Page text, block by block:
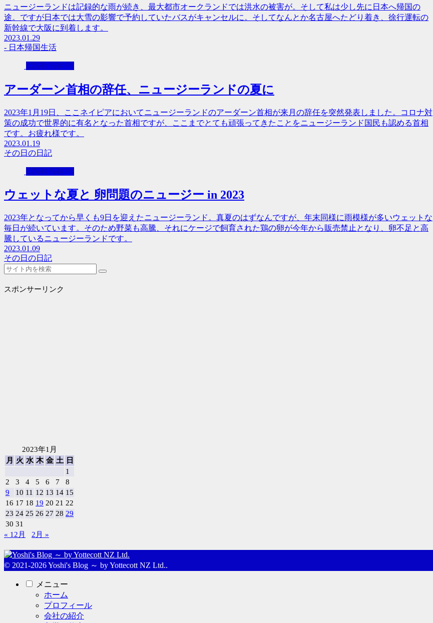
ニュージーランドは記録的な雨が続き、最大都市オークランドでは洪水の被害が。そして私は少し先に日本へ帰国の
途。ですが日本では大雪の影響で予約していたバスがキャンセルに。そしてなんとか名古屋へたどり着き、徐行運転の
新幹線で大阪に到着します。
2023.01.29
- 日本帰国生活
その日の日記
アーダーン首相の辞任、ニュージーランドの夏に
2023年1月19日、ここネイピアにおいてニュージーランドのアーダーン首相が来月の辞任を突然発表しました。コロナ対
策の成功で世界的に有名となった首相ですが、ここまでとても頑張ってきたことをニュージーランド国民も認める首相
です。お疲れ様です。
2023.01.19
その日の日記
その日の日記
ウェットな夏と 卵問題のニュージー in 2023
2023年となってから早くも9日を迎えたニュージーランド。真夏のはずなんですが、年末同様に雨模様が多いウェットな
毎日が続いています。そのため野菜も高騰、それにケージで飼育された鶏の卵が今年から販売禁止となり、卵不足と高
騰しているニュージーランドです。
2023.01.09
その日の日記
スポンサーリンク
2023年1月
月
火 水 木 金 土 日
1
2
3 4 5 6 7
8
9
10 11 12 13 14 15
16 17 18 19 20 21 22
23 24 25 26 27 28 29
30 31
« 12月
2月 »
© 2021-2026 Yoshi's Blog ～ by Yottecott NZ Ltd..
メニュー
ホーム
プロフィール
会社の紹介